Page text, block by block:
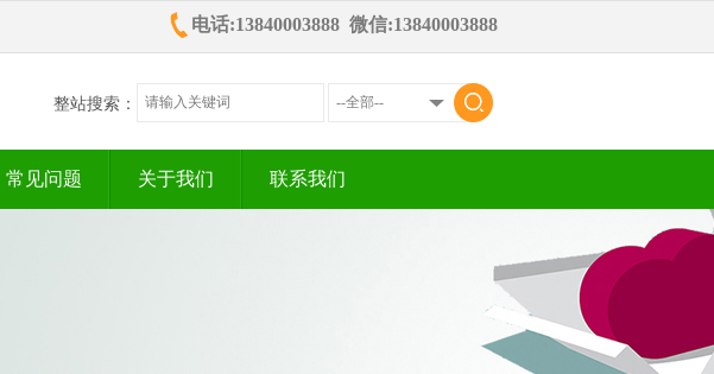
电话:13840003888 微信:13840003888
整站搜索：
常见问题 关于我们 联系我们